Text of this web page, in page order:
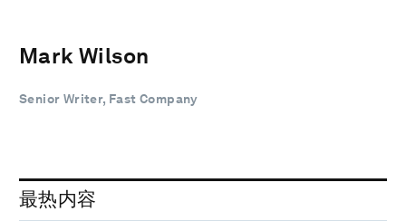
Mark Wilson
Senior Writer, Fast Company
最热内容